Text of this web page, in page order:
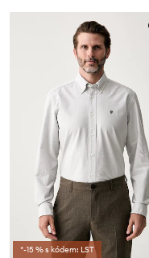
*-15 % s kódem: LST